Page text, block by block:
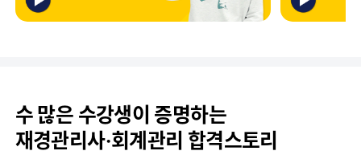
수 많은 수강생이 증명하는
재경관리사·회계관리 합격스토리